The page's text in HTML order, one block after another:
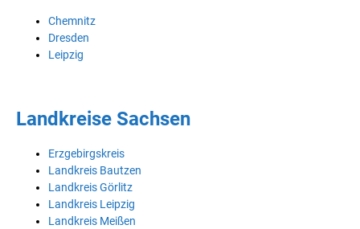
Chemnitz
Dresden
Leipzig
Landkreise Sachsen
Erzgebirgskreis
Landkreis Bautzen
Landkreis Görlitz
Landkreis Leipzig
Landkreis Meißen